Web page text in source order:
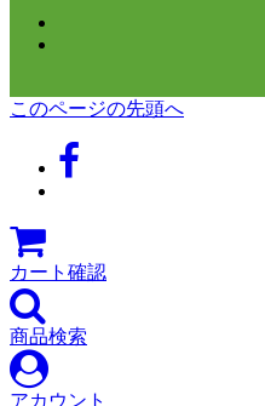
このページの先頭へ
カート確認
商品検索
アカウント